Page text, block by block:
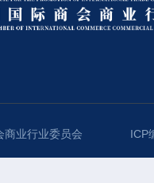
商业行业委员会 ICP